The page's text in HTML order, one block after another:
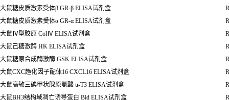
大鼠糖皮质激素受体β GR-β ELISA试剂盒
大鼠糖皮质激素受体α GR-α ELISA试剂盒
大鼠 Ⅳ型胶原 Col Ⅳ ELISA试剂盒
大鼠己糖激酶 HK ELISA试剂盒
大鼠糖原合成酶激酶 GSK ELISA试剂盒
大鼠CXC趋化因子配体16 CXCL16 ELISA试剂盒
大鼠高敏三碘甲状腺原氨酸 u-T3 ELISA试剂盒
大鼠BH3结构域凋亡诱导蛋白 Bid ELISA试剂盒